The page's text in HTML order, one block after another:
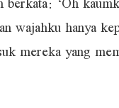
wajahku hanya
mereka yang